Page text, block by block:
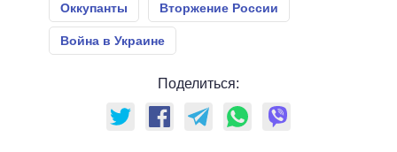
Оккупанты Вторжение России
Война в Украине
Поделиться: